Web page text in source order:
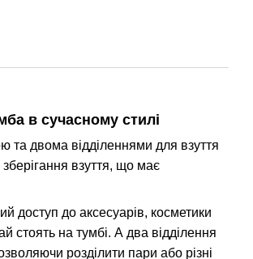
в сучасному стилі
та двома відділеннями для взуття
взуття, що має
доступ до аксесуарів, косметики
стоять на тумбі. А два відділення
розділити пари або різні